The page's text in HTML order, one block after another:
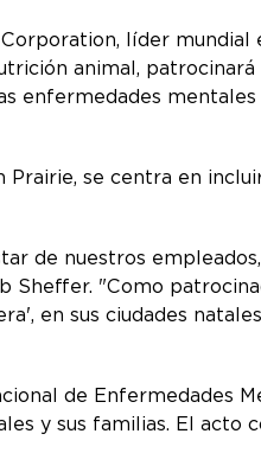
líder mundial
animal, patrocinará
enfermedades
se centra en
de nuestros
"Como
en sus ciudades
de Enfermedades
y sus familias. El acto